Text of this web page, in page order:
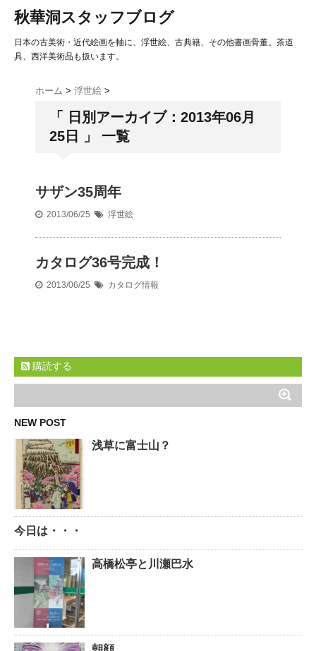
秋華洞スタッフブログ
日本の古美術・近代絵画を軸に、浮世絵、古典籍、その他書画骨董。茶道
具、西洋美術品も扱います。
ホーム > 浮世絵 >
「 日別アーカイブ：2013年06月
25日 」 一覧
サザン35周年
2013/06/25 浮世絵
カタログ36号完成！
2013/06/25 カタログ情報
購読する
NEW POST
浅草に富士山？
今日は・・・
高橋松亭と川瀬巴水